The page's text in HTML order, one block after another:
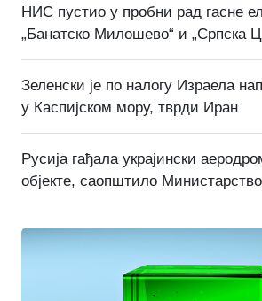
НИС пустио у пробни рад гасне
„Банатско Милошево“ и „Српска
Зеленски је по налогу Израела
у Каспијском мору, тврди Иран
Русија гађала украјински
објекте, саопштило